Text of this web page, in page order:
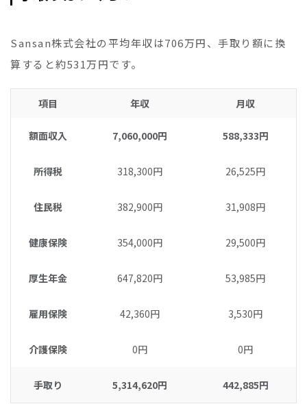
Sansan株式会社の平均年収は706万円、手取り額に換
算すると約531万円です。
項目 年収 月収
額面収入 7,060,000円 588,333円
所得税 318,300円 26,525円
住民税 382,900円 31,908円
健康保険 354,000円 29,500円
厚生年金 647,820円 53,985円
雇用保険 42,360円 3,530円
介護保険 0円 0円
手取り 5,314,620円 442,885円